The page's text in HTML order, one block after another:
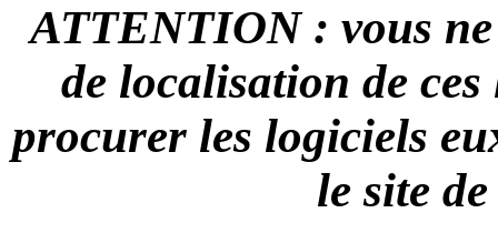
ATTENTION : vous
de localisation de
procurer les logiciels
le site